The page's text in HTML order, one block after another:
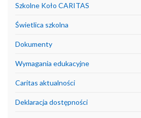
Szkolne Koło CARITAS
Świetlica szkolna
Dokumenty
Wymagania edukacyjne
Caritas aktualności
Deklaracja dostępności